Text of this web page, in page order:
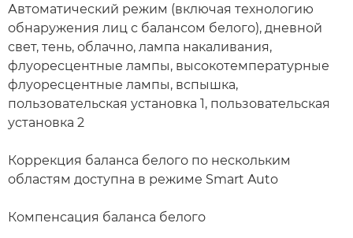
Автоматический режим (включая технологию
обнаружения лиц с балансом белого), дневной
свет, тень, облачно, лампа накаливания,
флуоресцентные лампы, высокотемпературные
флуоресцентные лампы, вспышка,
пользовательская установка 1, пользовательская
установка 2
Коррекция баланса белого по нескольким
областям доступна в режиме Smart Auto
Компенсация баланса белого